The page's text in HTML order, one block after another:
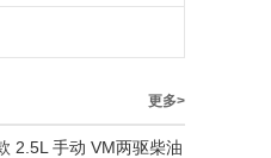
更多>